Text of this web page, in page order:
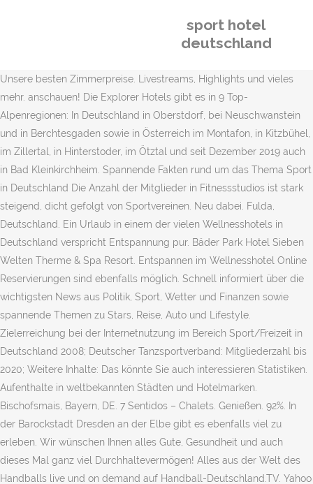
sport hotel
deutschland
Unsere besten Zimmerpreise. Livestreams, Highlights und vieles
mehr. anschauen! Die Explorer Hotels gibt es in 9 Top-
Alpenregionen: In Deutschland in Oberstdorf, bei Neuschwanstein
und in Berchtesgaden sowie in Österreich im Montafon, in Kitzbühel,
im Zillertal, in Hinterstoder, im Ötztal und seit Dezember 2019 auch
in Bad Kleinkirchheim. Spannende Fakten rund um das Thema Sport
in Deutschland Die Anzahl der Mitglieder in Fitnessstudios ist stark
steigend, dicht gefolgt von Sportvereinen. Neu dabei. Fulda,
Deutschland. Ein Urlaub in einem der vielen Wellnesshotels in
Deutschland verspricht Entspannung pur. Bäder Park Hotel Sieben
Welten Therme & Spa Resort. Entspannen im Wellnesshotel Online
Reservierungen sind ebenfalls möglich. Schnell informiert über die
wichtigsten News aus Politik, Sport, Wetter und Finanzen sowie
spannende Themen zu Stars, Reise, Auto und Lifestyle.
Zielerreichung bei der Internetnutzung im Bereich Sport/Freizeit in
Deutschland 2008; Deutscher Tanzsportverband: Mitgliederzahl bis
2020; Weitere Inhalte: Das könnte Sie auch interessieren Statistiken.
Aufenthalte in weltbekannten Städten und Hotelmarken.
Bischofsmais, Bayern, DE. 7 Sentidos – Chalets. Genießen. 92%. In
der Barockstadt Dresden an der Elbe gibt es ebenfalls viel zu
erleben. Wir wünschen Ihnen alles Gute, Gesundheit und auch
dieses Mal ganz viel Durchhaltevermögen! Alles aus der Welt des
Handballs live und on demand auf Handball-Deutschland.TV. Yahoo